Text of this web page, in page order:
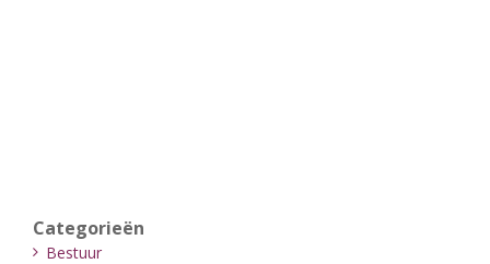
Categorieën
Bestuur